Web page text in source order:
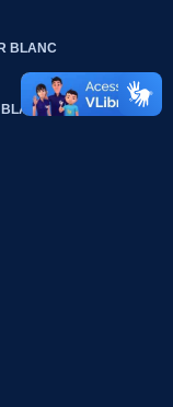
BLANC
BLANC